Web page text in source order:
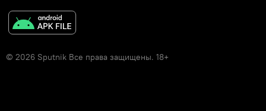
© 2026 Sputnik Все права защищены. 18+